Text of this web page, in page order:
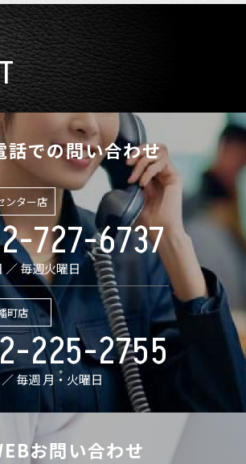
話での問い合わせ
ンター店
727-6737
／ 毎週火曜日
町店
225-2755
毎週 月・火曜日
お問い合わせ